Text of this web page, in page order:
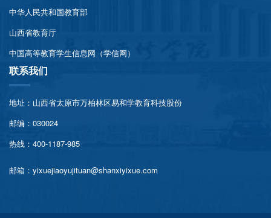
中华人民共和国教育部
山西省教育厅
中国高等教育学生信息网（学信网）
联系我们
地址：山西省太原市万柏林区易和学教育科技股份
邮编：030024
热线：400-1187-985
邮箱：yixuejiaoyujituan@shanxiyixue.com